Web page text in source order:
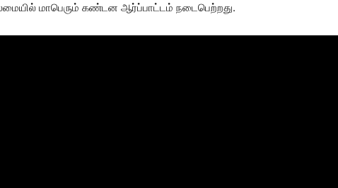
மாபெரும் கண்டன ஆர்ப்பாட்டம் நடைபெற்றது.